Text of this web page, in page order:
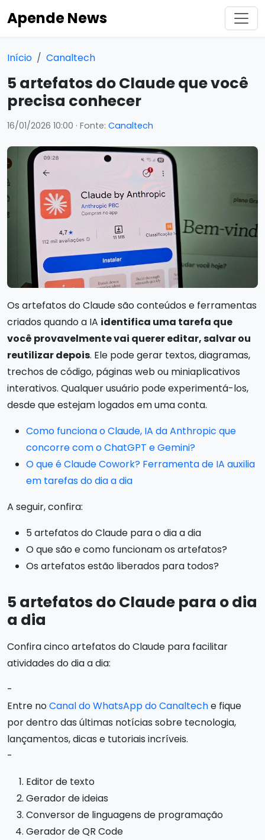
Apende News
Início Canaltech
5 artefatos do Claude que você
precisa conhecer
16/01/2026 10:00 · Fonte: Canaltech
Os artefatos do Claude são conteúdos e ferramentas
criados quando a IA identifica uma tarefa que
você provavelmente vai querer editar, salvar ou
reutilizar depois. Ele pode gerar textos, diagramas,
trechos de código, páginas web ou miniaplicativos
interativos. Qualquer usuário pode experimentá-los,
desde que estejam logados em uma conta.
Como funciona o Claude, IA da Anthropic que
concorre com o ChatGPT e Gemini?
O que é Claude Cowork? Ferramenta de IA auxilia
em tarefas do dia a dia
A seguir, confira:
5 artefatos do Claude para o dia a dia
O que são e como funcionam os artefatos?
Os artefatos estão liberados para todos?
5 artefatos do Claude para o dia
a dia
Confira cinco artefatos do Claude para facilitar
atividades do dia a dia:
-
Entre noCanal do WhatsApp do Canalteche fique
por dentro das últimas notícias sobre tecnologia,
lançamentos, dicas e tutoriais incríveis.
-
Editor de texto
Gerador de ideias
Conversor de linguagens de programação
Gerador de QR Code